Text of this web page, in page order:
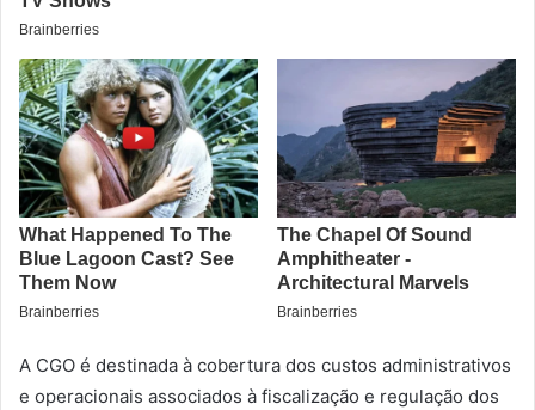
A CGO é destinada à cobertura dos custos administrativos
e operacionais associados à fiscalização e regulação dos